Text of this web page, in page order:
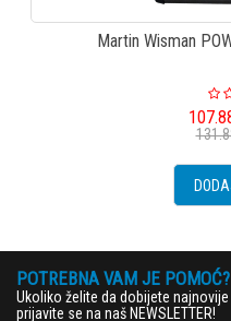
Martin Wisman
POTREBNA VAM JE
Ukoliko želite da dobijete
prijavite se na naš NEWSLETTER!